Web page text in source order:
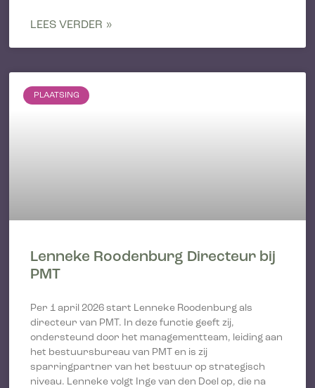
LEES VERDER »
PLAATSING
Lenneke Roodenburg Directeur bij
PMT
Per 1 april 2026 start Lenneke Roodenburg als
directeur van PMT. In deze functie geeft zij,
ondersteund door het managementteam, leiding aan
het bestuursbureau van PMT en is zij
sparringpartner van het bestuur op strategisch
niveau. Lenneke volgt Inge van den Doel op, die na